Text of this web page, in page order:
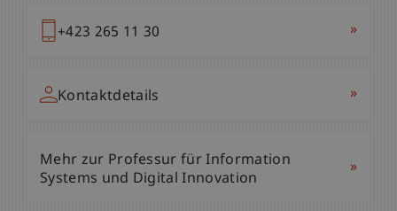
+423 265 11 30 »
Kontaktdetails »
Mehr zur Professur für Information
Systems und Digital Innovation
»
+423 265 12 59 »
Kontaktdetails »
Mehr zur Professur für Innovative und
Digital Finance
»